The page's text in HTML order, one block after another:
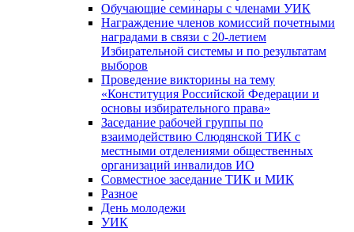
Обучающие семинары с членами УИК
Награждение членов комиссий почетными
наградами в связи с 20-летием
Избирательной системы и по результатам
выборов
Проведение викторины на тему
«Конституция Российской Федерации и
основы избирательного права»
Заседание рабочей группы по
взаимодействию Слюдянской ТИК с
местными отделениями общественных
организаций инвалидов ИО
Совместное заседание ТИК и МИК
Разное
День молодежи
УИК